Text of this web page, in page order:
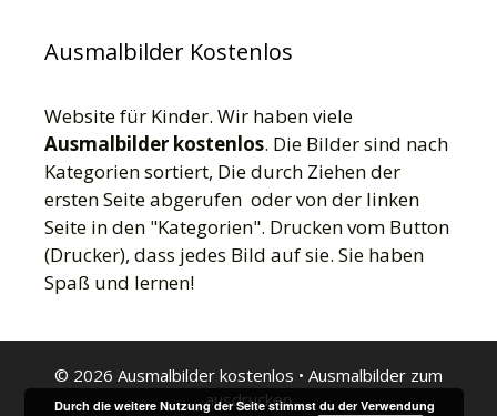
Ausmalbilder Kostenlos
Website für Kinder. Wir haben viele
Ausmalbilder kostenlos. Die Bilder sind nach
Kategorien sortiert, Die durch Ziehen der
ersten Seite abgerufen oder von der linken
Seite in den "Kategorien". Drucken vom Button
(Drucker), dass jedes Bild auf sie. Sie haben
Spaß und lernen!
© 2026 Ausmalbilder kostenlos • Ausmalbilder zum
ausdrucken
Durch die weitere Nutzung der Seite stimmst du der Verwendung